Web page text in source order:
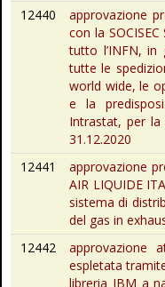
12440
approvazione
con la
tutto l’INFN, in
tutte le
world wide, le
e la
Intrastat, per
31.12.2020
12441
approvazione
AIR LIQUIDE
sistema di
del gas in
12442
approvazione
espletata
libreria IBM a